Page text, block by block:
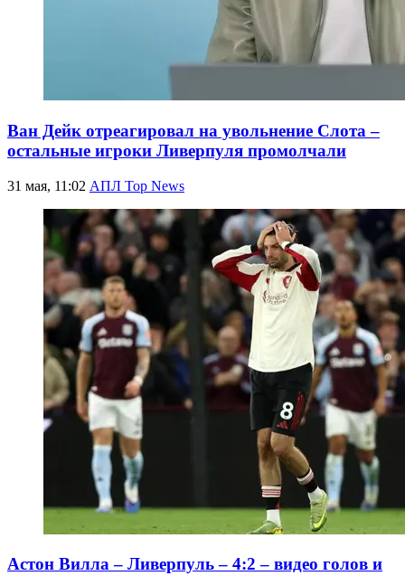
Ван Дейк отреагировал на увольнение Слота –
остальные игроки Ливерпуля промолчали
31 мая, 11:02 АПЛ Top News
Астон Вилла – Ливерпуль – 4:2 – видео голов и